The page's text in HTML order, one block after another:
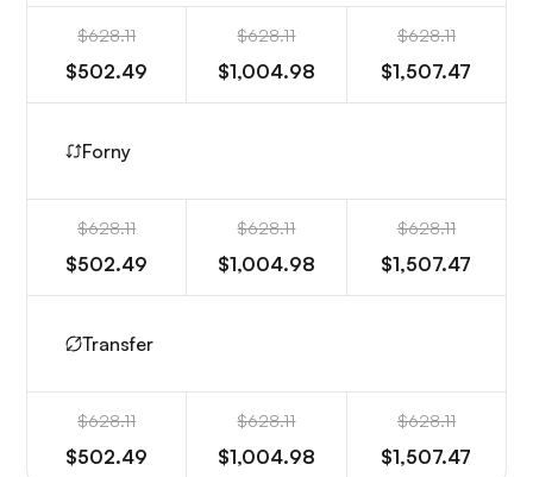
$628.11
$502.49
$628.11
$1,004.98
$628.11
$1,507.47
Forny
$628.11
$502.49
$628.11
$1,004.98
$628.11
$1,507.47
Transfer
$628.11
$502.49
$628.11
$1,004.98
$628.11
$1,507.47